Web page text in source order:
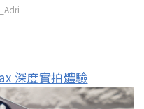
深度實拍體驗